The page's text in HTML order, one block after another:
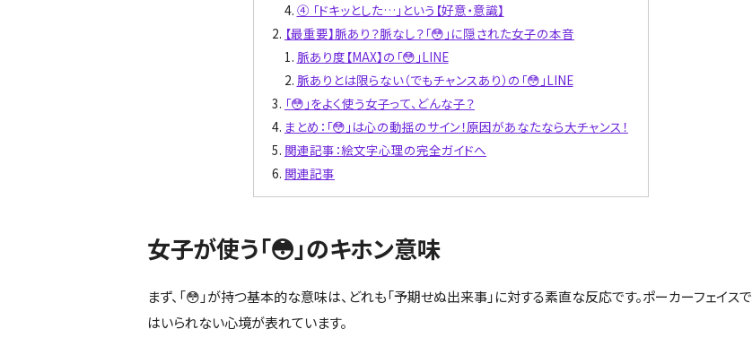
④ 「ドキッとした…」という【好意・意識】
【最重要】脈あり？脈なし？「😳」に隠された女子の本音
脈あり度【MAX】の「😳」LINE
脈ありとは限らない（でもチャンスあり）の「😳」LINE
「😳」をよく使う女子って、どんな子？
まとめ：「😳」は心の動揺のサイン！原因があなたなら大チャンス！
関連記事：絵文字心理の完全ガイドへ
関連記事
女子が使う「😳」のキホン意味
まず、「😳」が持つ基本的な意味は、どれも「予期せぬ出来事」に対する素直な反応です。ポーカーフェイスで
はいられない心境が表れています。